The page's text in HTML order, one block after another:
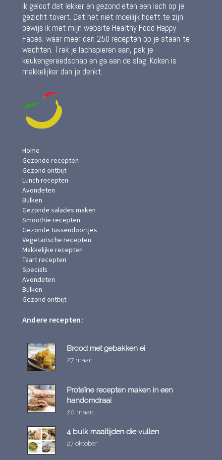
Ik geloof dat lekker en gezond eten een lach op je
gezicht tovert. Dat het niet moeilijk hoeft te zijn
bewijs ik met mijn website Healthy Food Happy
Faces, waar meer dan 250 recepten op je staan te
wachten. Trek je lachspieren aan, pak je
keukengereedschap en ga aan de slag. Koken is
makkelijker dan je denkt.
Home
Gezonde recepten
Gezond ontbijt
Lunch recepten
Avondeten
Bulken
Gezonde salades maken
Smoothie recepten
Gezonde tussendoortjes
Vegetarische recepten
Makkelijke recepten
Taart recepten
Specials
Avondeten
Bulken
Gezond ontbijt
Andere recepten:
Brood met gebakken ei
27 maart
Proteïne recepten maken in een
handomdraai
20 maart
4 bulk maaltijden die vullen
27 oktober